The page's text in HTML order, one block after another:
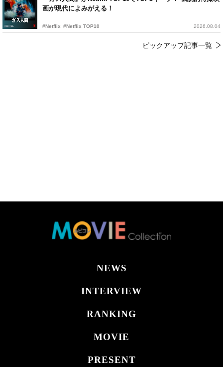
画が現代によみがえる！
#Netflix #Netflix TOP10 2026.08.04
ピックアップ記事一覧
NEWS
INTERVIEW
RANKING
MOVIE
PRESENT